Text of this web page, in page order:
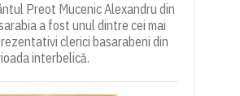
Preot Mucenic Alexandru din
a fost unul dintre cei mai
clerici basarabeni din
interbelică.